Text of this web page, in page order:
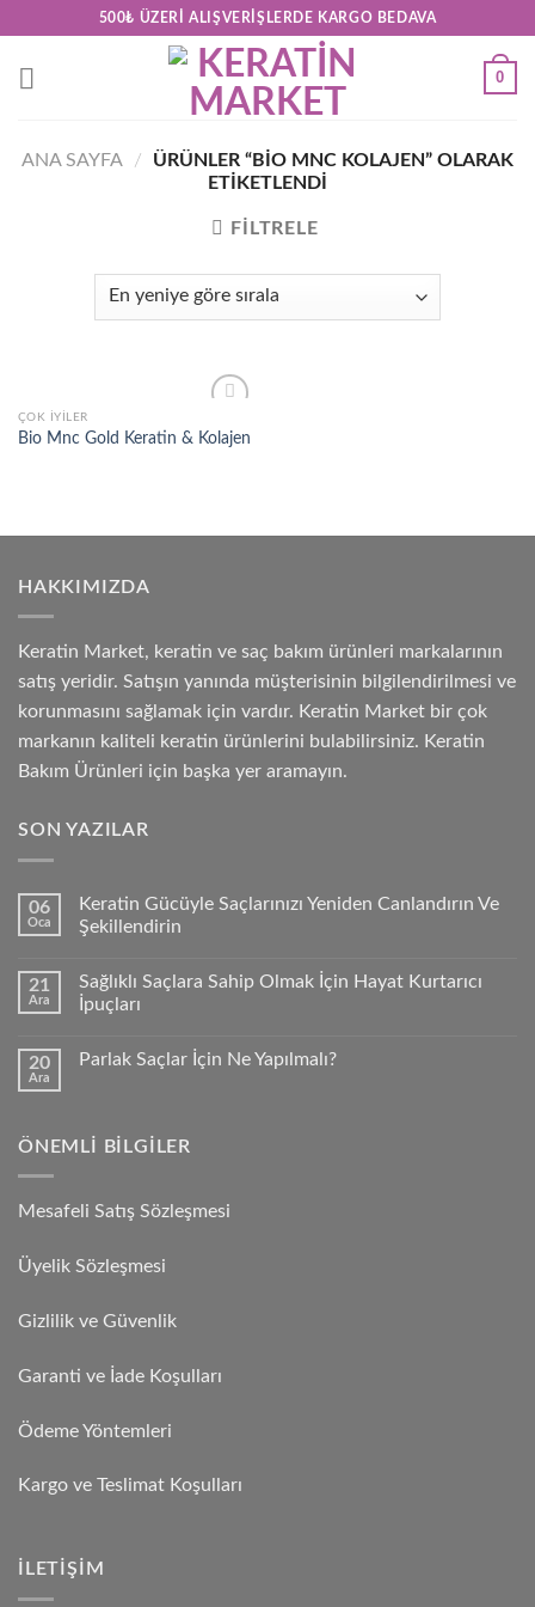
content
500₺ ÜZERI ALIŞVERIŞLERDE KARGO BEDAVA
0
ANA SAYFA /
ÜRÜNLER “BIO MNC KOLAJEN” OLARAK
ETIKETLENDI
FILTRELE
Add to
wishlist
ÇOK İYILER
Bio Mnc Gold Keratin & Kolajen
HAKKIMIZDA
Keratin Market, keratin ve saç bakım ürünleri markalarının
satış yeridir. Satışın yanında müşterisinin bilgilendirilmesi ve
korunmasını sağlamak için vardır. Keratin Market bir çok
markanın kaliteli keratin ürünlerini bulabilirsiniz. Keratin
Bakım Ürünleri için başka yer aramayın.
SON YAZILAR
06
Oca
Keratin Gücüyle Saçlarınızı Yeniden Canlandırın Ve
Şekillendirin
21
Ara
Sağlıklı Saçlara Sahip Olmak İçin Hayat Kurtarıcı
İpuçları
20
Ara
Parlak Saçlar İçin Ne Yapılmalı?
ÖNEMLI BILGILER
Mesafeli Satış Sözleşmesi
Üyelik Sözleşmesi
Gizlilik ve Güvenlik
Garanti ve İade Koşulları
Ödeme Yöntemleri
Kargo ve Teslimat Koşulları
İLETIŞIM